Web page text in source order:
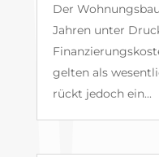
Der
Jahren unter
gelten als
rückt jedoch ein...